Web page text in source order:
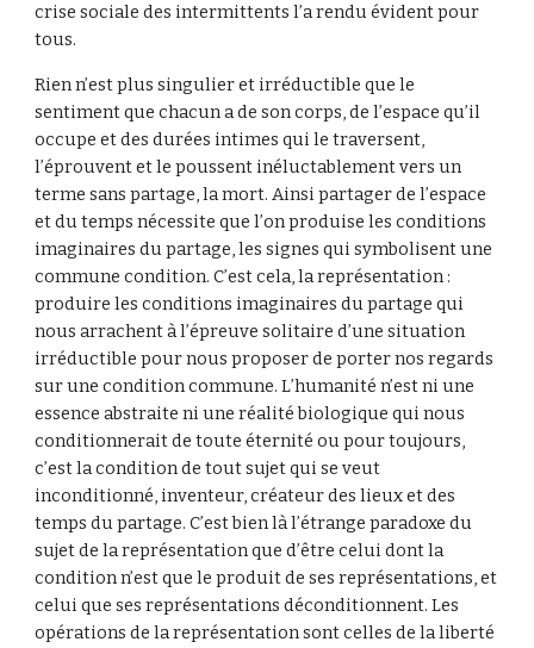
crise sociale des intermittents l’a rendu évident pour
tous.
Rien n’est plus singulier et irréductible que le
sentiment que chacun a de son corps, de l’espace qu’il
occupe et des durées intimes qui le traversent,
l’éprouvent et le poussent inéluctablement vers un
terme sans partage, la mort. Ainsi partager de l’espace
et du temps nécessite que l’on produise les conditions
imaginaires du partage, les signes qui symbolisent une
commune condition. C’est cela, la représentation :
produire les conditions imaginaires du partage qui
nous arrachent à l’épreuve solitaire d’une situation
irréductible pour nous proposer de porter nos regards
sur une condition commune. L’humanité n’est ni une
essence abstraite ni une réalité biologique qui nous
conditionnerait de toute éternité ou pour toujours,
c’est la condition de tout sujet qui se veut
inconditionné, inventeur, créateur des lieux et des
temps du partage. C’est bien là l’étrange paradoxe du
sujet de la représentation que d’être celui dont la
condition n’est que le produit de ses représentations, et
celui que ses représentations déconditionnent. Les
opérations de la représentation sont celles de la liberté